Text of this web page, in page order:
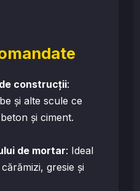
construcții:
și alte scule ce
și ciment.
de mortar: Ideal
gresie și